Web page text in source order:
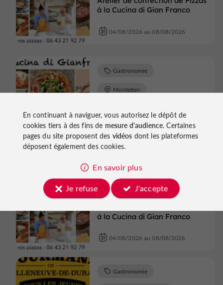
à la Cucina di Gian Franco
04/08/2026 au 08/08/2026
à la Cucina di Gian Franco
Gastronomie
Monteton
04/08/2026 au 08/08/2026
à la Cucina di Gian Franco
Gastronomie
Monteton
04/08/2026 au 08/08/2026
Gastronomie
En continuant à naviguer, vous autorisez le dépôt de
cookies tiers à des fins de mesure d'audience. Certaines
pages du site proposent des vidéos dont les plateformes
déposent également des cookies.
En savoir plus
Je refuse
J'accepte